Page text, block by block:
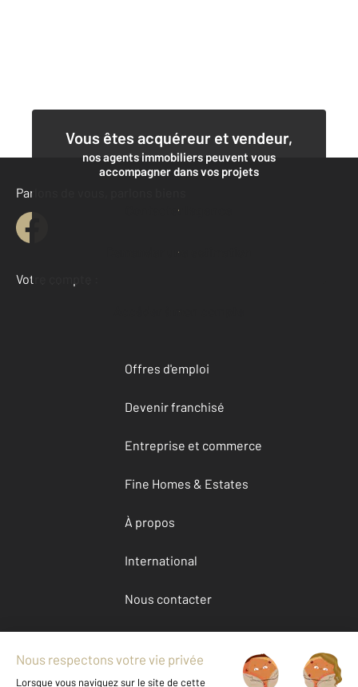
Vous êtes acquéreur et vendeur,
nos agents immobiliers peuvent vous
accompagner dans vos projets
Contacter l'agence
Demander une estimation
Parlons de vous, parlons biens
Votre compte :
Accéder à mon compte
Offres d'emploi
Devenir franchisé
Entreprise et commerce
Fine Homes & Estates
À propos
International
Nous contacter
Mentions légales & CGU et Barèmes d'honoraires